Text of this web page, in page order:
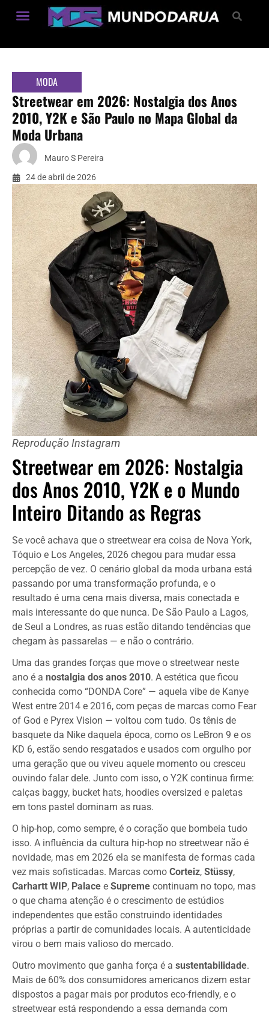
MODA
Streetwear em 2026: Nostalgia dos Anos
2010, Y2K e São Paulo no Mapa Global da
Moda Urbana
Mauro S Pereira
24 de abril de 2026
Reprodução Instagram
Streetwear em 2026: Nostalgia
dos Anos 2010, Y2K e o Mundo
Inteiro Ditando as Regras
Se você achava que o streetwear era coisa de Nova York,
Tóquio e Los Angeles, 2026 chegou para mudar essa
percepção de vez. O cenário global da moda urbana está
passando por uma transformação profunda, e o
resultado é uma cena mais diversa, mais conectada e
mais interessante do que nunca. De São Paulo a Lagos,
de Seul a Londres, as ruas estão ditando tendências que
chegam às passarelas — e não o contrário.
Uma das grandes forças que move o streetwear neste
ano é a nostalgia dos anos 2010. A estética que ficou
conhecida como “DONDA Core” — aquela vibe de Kanye
West entre 2014 e 2016, com peças de marcas como Fear
of God e Pyrex Vision — voltou com tudo. Os tênis de
basquete da Nike daquela época, como os LeBron 9 e os
KD 6, estão sendo resgatados e usados com orgulho por
uma geração que ou viveu aquele momento ou cresceu
ouvindo falar dele. Junto com isso, o Y2K continua firme:
calças baggy, bucket hats, hoodies oversized e paletas
em tons pastel dominam as ruas.
O hip-hop, como sempre, é o coração que bombeia tudo
isso. A influência da cultura hip-hop no streetwear não é
novidade, mas em 2026 ela se manifesta de formas cada
vez mais sofisticadas. Marcas como Corteiz, Stüssy,
Carhartt WIP, Palace e Supreme continuam no topo, mas
o que chama atenção é o crescimento de estúdios
independentes que estão construindo identidades
próprias a partir de comunidades locais. A autenticidade
virou o bem mais valioso do mercado.
Outro movimento que ganha força é a sustentabilidade.
Mais de 60% dos consumidores americanos dizem estar
dispostos a pagar mais por produtos eco-friendly, e o
streetwear está respondendo a essa demanda com